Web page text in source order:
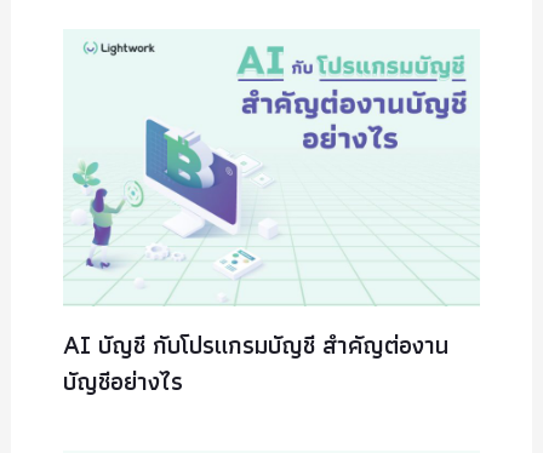
AI บัญชี กับโปรแกรมบัญชี สำคัญต่องาน
บัญชีอย่างไร